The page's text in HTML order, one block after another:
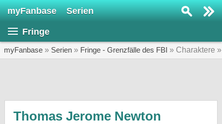
myFanbase Serien
Fringe
myFanbase » Serien » Fringe - Grenzfälle des FBI » Charaktere
Thomas Jerome Newton
SERIEN